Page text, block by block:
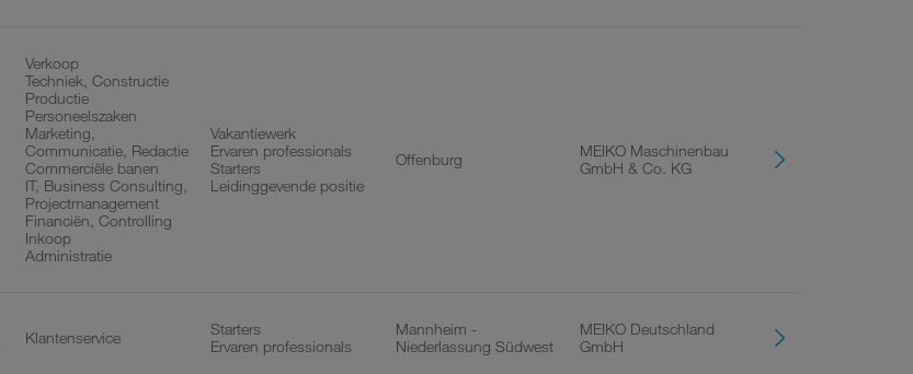
Verkoop
Techniek, Constructie
Productie
Personeelszaken
Marketing,
Communicatie, Redactie
Commerciële banen
IT, Business Consulting,
Projectmanagement
Financiën, Controlling
Inkoop
Administratie
Vakantiewerk
Ervaren professionals
Starters
Leidinggevende positie
Offenburg
MEIKO Maschinenbau
GmbH & Co. KG
Klantenservice
Starters
Ervaren professionals
Mannheim -
Niederlassung Südwest
MEIKO Deutschland
GmbH